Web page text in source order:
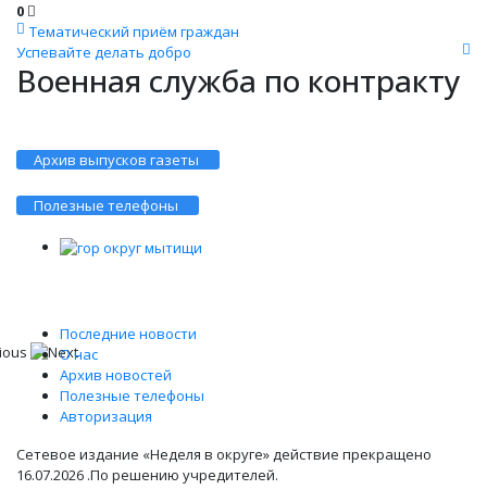
0
Тематический приём граждан
Успевайте делать добро
Военная служба по контракту
Архив выпусков газеты
Полезные телефоны
Последние новости
О нас
Архив новостей
Полезные телефоны
Авторизация
Сетевое издание «Неделя в округе» действие прекращено
16.07.2026 .По решению учредителей.